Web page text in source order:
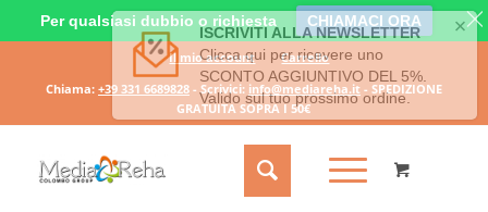
Il mio account
Carrello
Chiama: +39 331 6689828- Scrivici: info@mediareha.it- SPEDIZIONE
GRATUITA SOPRA I 50€
Per qualsiasi dubbio o richiesta CHIAMACI ORA